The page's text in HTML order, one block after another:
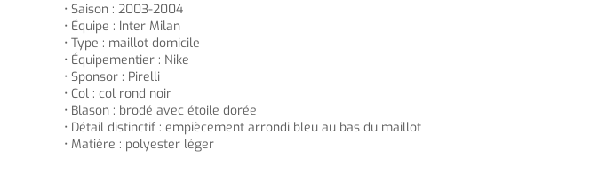
• Saison : 2003-2004
• Équipe : Inter Milan
• Type : maillot domicile
• Équipementier : Nike
• Sponsor : Pirelli
• Col : col rond noir
• Blason : brodé avec étoile dorée
• Détail distinctif : empiècement arrondi bleu au bas du maillot
• Matière : polyester léger